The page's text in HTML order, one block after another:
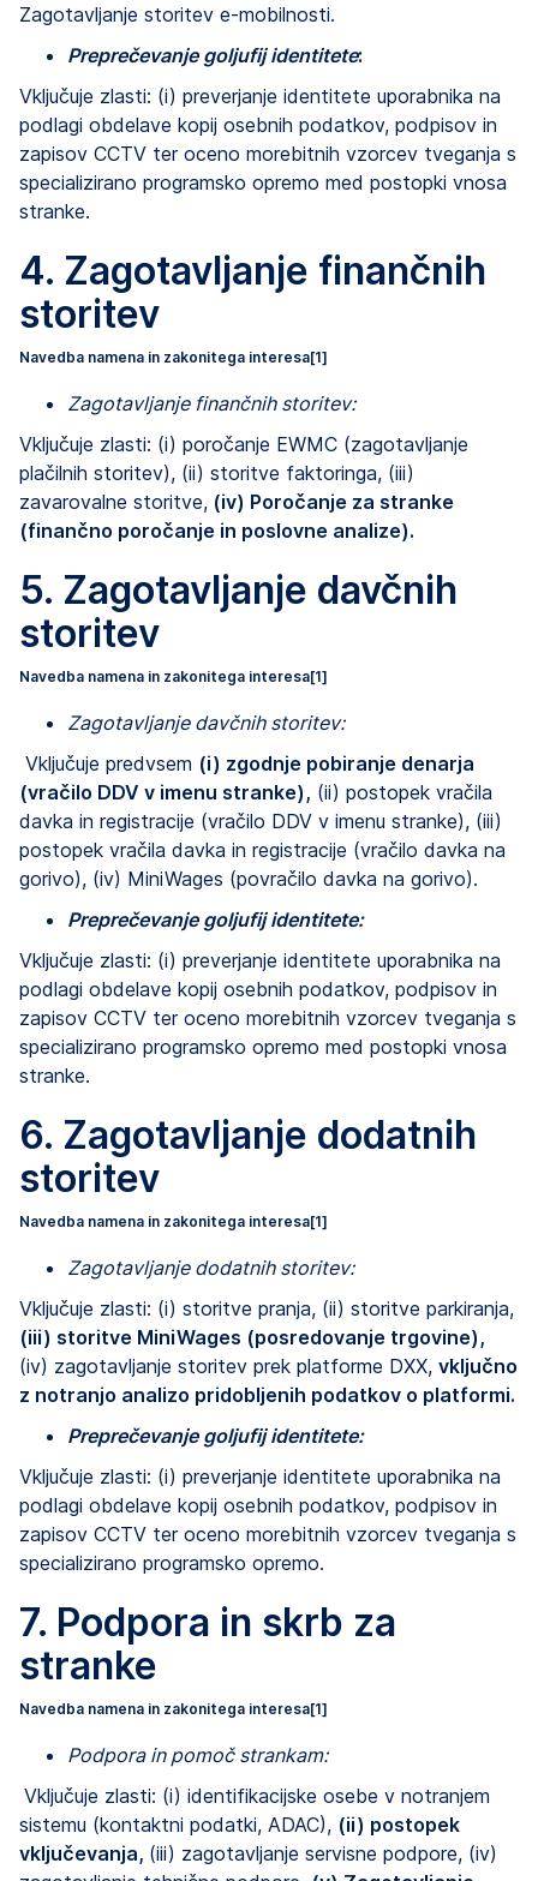
Zagotavljanje storitev e-mobilnosti.
Preprečevanje goljufij identitete:
Vključuje zlasti: (i) preverjanje identitete uporabnika na
podlagi obdelave kopij osebnih podatkov, podpisov in
zapisov CCTV ter oceno morebitnih vzorcev tveganja s
specializirano programsko opremo med postopki vnosa
stranke.
4. Zagotavljanje finančnih
storitev
Navedba namena in zakonitega interesa[1]
Zagotavljanje finančnih storitev:
Vključuje zlasti: (i) poročanje EWMC (zagotavljanje
plačilnih storitev), (ii) storitve faktoringa, (iii)
zavarovalne storitve, (iv) Poročanje za stranke
(finančno poročanje in poslovne analize).
5. Zagotavljanje davčnih
storitev
Navedba namena in zakonitega interesa[1]
Zagotavljanje davčnih storitev:
Vključuje predvsem (i) zgodnje pobiranje denarja
(vračilo DDV v imenu stranke), (ii) postopek vračila
davka in registracije (vračilo DDV v imenu stranke), (iii)
postopek vračila davka in registracije (vračilo davka na
gorivo), (iv) MiniWages (povračilo davka na gorivo).
Preprečevanje goljufij identitete:
Vključuje zlasti: (i) preverjanje identitete uporabnika na
podlagi obdelave kopij osebnih podatkov, podpisov in
zapisov CCTV ter oceno morebitnih vzorcev tveganja s
specializirano programsko opremo med postopki vnosa
stranke.
6. Zagotavljanje dodatnih
storitev
Navedba namena in zakonitega interesa[1]
Zagotavljanje dodatnih storitev:
Vključuje zlasti: (i) storitve pranja, (ii) storitve parkiranja,
(iii) storitve MiniWages (posredovanje trgovine),
(iv) zagotavljanje storitev prek platforme DXX, vključno
z notranjo analizo pridobljenih podatkov o platformi.
Preprečevanje goljufij identitete:
Vključuje zlasti: (i) preverjanje identitete uporabnika na
podlagi obdelave kopij osebnih podatkov, podpisov in
zapisov CCTV ter oceno morebitnih vzorcev tveganja s
specializirano programsko opremo.
7. Podpora in skrb za
stranke
Navedba namena in zakonitega interesa[1]
Podpora in pomoč strankam:
Vključuje zlasti: (i) identifikacijske osebe v notranjem
sistemu (kontaktni podatki, ADAC), (ii) postopek
vključevanja, (iii) zagotavljanje servisne podpore, (iv)